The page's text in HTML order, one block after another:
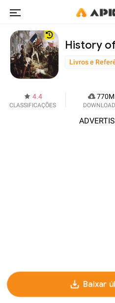
History
Livros e
4.4
CLASSIFICAÇÕES
770M
Baixar